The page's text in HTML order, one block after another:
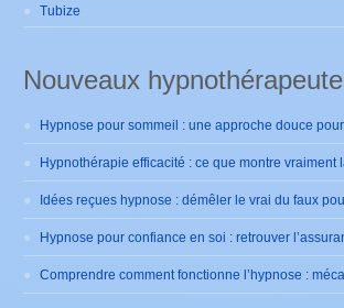
Tubize
Nouveaux
Hypnothérapie efficacité : ce que montre vraiment
Idées reçues hypnose : démêler le vrai du faux